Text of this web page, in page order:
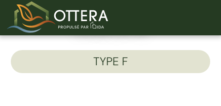
Unité 211-B
TYPE F